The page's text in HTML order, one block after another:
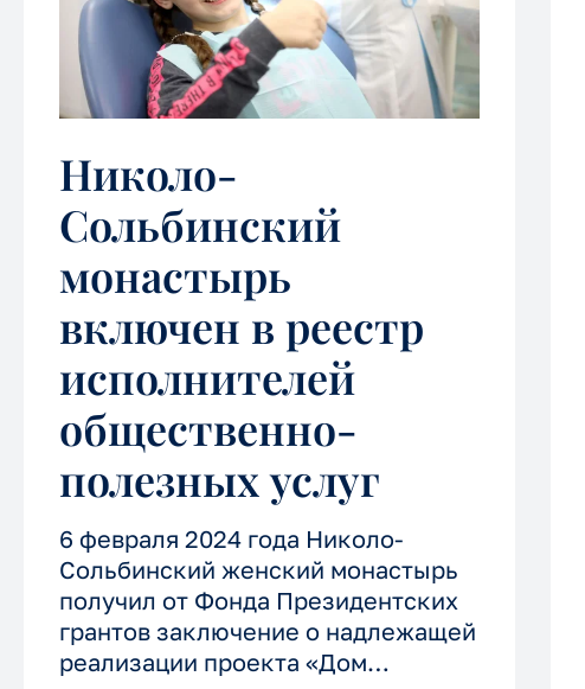
Николо-
Сольбинский
монастырь
включен в реестр
исполнителей
общественно-
полезных услуг
6 февраля 2024 года Николо-
Сольбинский женский монастырь
получил от Фонда Президентских
грантов заключение о надлежащей
реализации проекта «Дом